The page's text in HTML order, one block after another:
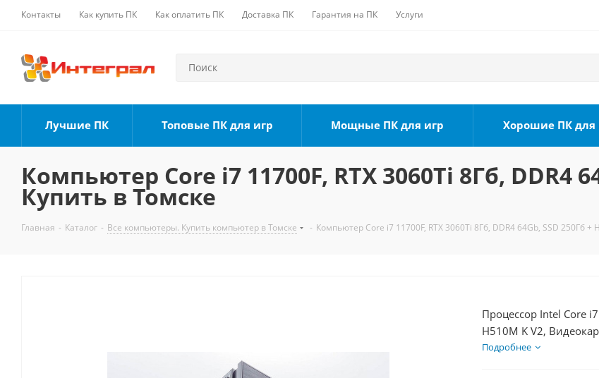
Контакты Как купить ПК Как оплатить ПК Доставка ПК Гарантия на ПК Услуги
Лучшие ПК Топовые ПК для игр Мощные ПК для игр Хорошие ПК для
Компьютер Core i7 11700F, RTX 3060Ti 8Гб, DDR4
Купить в Томске
Главная - Каталог - Все компьютеры. Купить компьютер в Томске - Компьютер Core i7 11700F, RTX 3060Ti 8Гб, DDR4 64Gb, SSD 250Гб +
Процессор Intel Core
H510M K V2,
HDD 1Тб, БП 600Вт
Подробнее